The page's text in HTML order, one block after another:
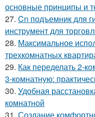
основные принципы и
27. Cn подъемник для
инструмент для
28. Максимальное
трехкомнатных
29. Как переделать 2-
3-комнатную:
30. Удобная
комнатной